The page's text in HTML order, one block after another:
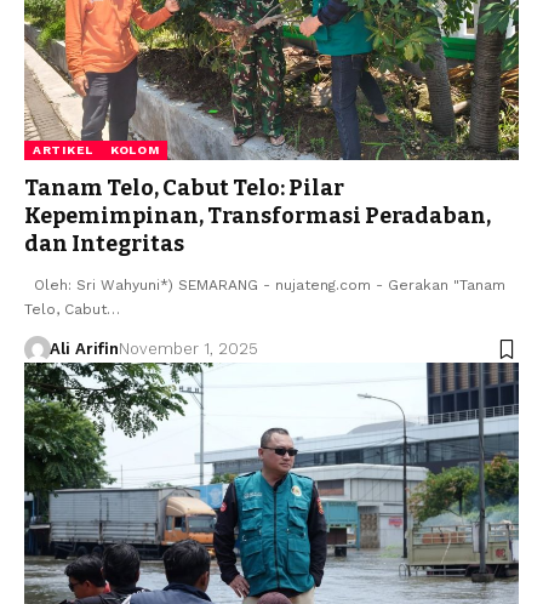
ARTIKEL KOLOM
Tanam Telo, Cabut Telo: Pilar
Kepemimpinan, Transformasi Peradaban,
dan Integritas
Oleh: Sri Wahyuni*) ​SEMARANG - nujateng.com - Gerakan "Tanam
Telo, Cabut…
Ali ArifinNovember 1, 2025